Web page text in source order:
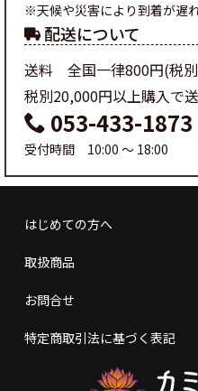
※天候や災害により到着が遅
配送について
送料 全国一律800円(税
税別20,000円以上購入で
053-433-1873
受付時間 10:00 ～ 18:00
はじめての方へ
取扱商品
お問合せ
特定商取引法に基づく表記